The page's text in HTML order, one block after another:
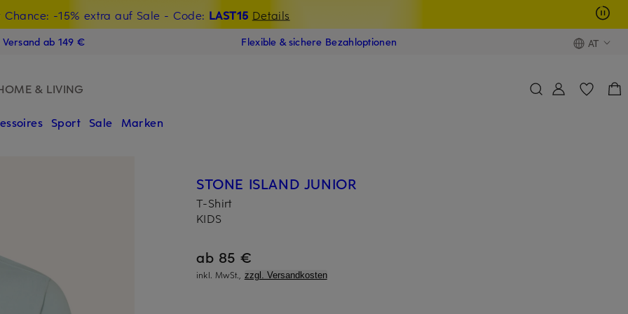
Chance: -15% extra auf Sale - Code: LAST15 Details
Willkommensgutschein mit Beyond sichern
ab 149 € Flexible & sichere Bezahloptionen AT
& LIVING
Sport Sale Marken
STONE ISLAND JUNIOR
T-Shirt
KIDS
ab 85 €
inkl. MwSt., zzgl. Versandkosten